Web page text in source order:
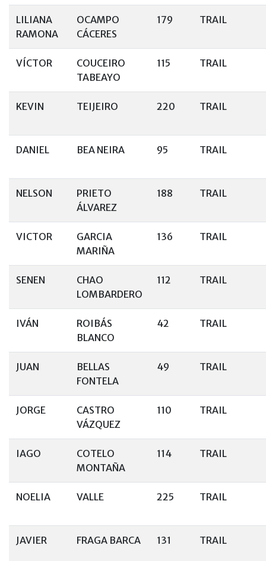
LILIANA
RAMONA
OCAMPO
CÁCERES
179 TRAIL
VÍCTOR
COUCEIRO
TABEAYO
115 TRAIL
KEVIN TEIJEIRO 220 TRAIL
DANIEL BEA NEIRA 95 TRAIL
NELSON
PRIETO
ÁLVAREZ
188 TRAIL
VICTOR
GARCIA
MARIÑA
136 TRAIL
SENEN
CHAO
LOMBARDERO
112 TRAIL
IVÁN
ROIBÁS
BLANCO
42 TRAIL
JUAN
BELLAS
FONTELA
49 TRAIL
JORGE
CASTRO
VÁZQUEZ
110 TRAIL
IAGO
COTELO
MONTAÑA
114 TRAIL
NOELIA VALLE 225 TRAIL
JAVIER FRAGA BARCA 131 TRAIL